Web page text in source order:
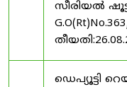
സീരിയൽ
ഡെപ്യൂട്ടി